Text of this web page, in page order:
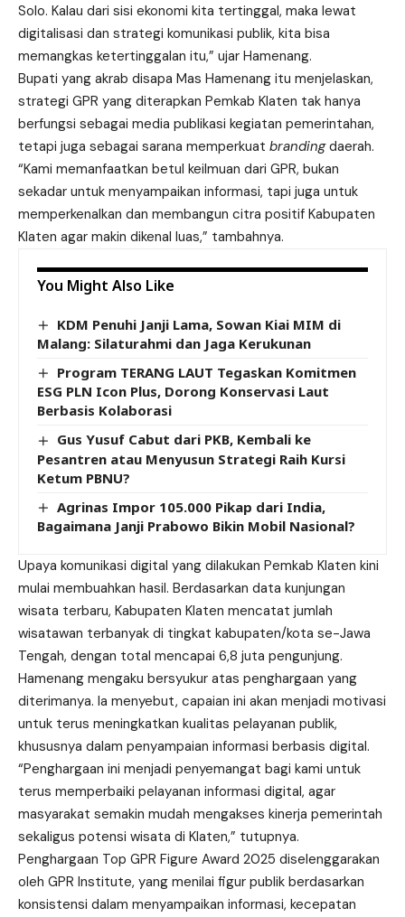
Solo. Kalau dari sisi ekonomi kita tertinggal, maka lewat
digitalisasi dan strategi komunikasi publik, kita bisa
memangkas ketertinggalan itu,” ujar Hamenang.
Bupati yang akrab disapa Mas Hamenang itu menjelaskan,
strategi GPR yang diterapkan Pemkab Klaten tak hanya
berfungsi sebagai media publikasi kegiatan pemerintahan,
tetapi juga sebagai sarana memperkuat brandingdaerah.
“Kami memanfaatkan betul keilmuan dari GPR, bukan
sekadar untuk menyampaikan informasi, tapi juga untuk
memperkenalkan dan membangun citra positif Kabupaten
Klaten agar makin dikenal luas,” tambahnya.
You Might Also Like
KDM Penuhi Janji Lama, Sowan Kiai MIM di
Malang: Silaturahmi dan Jaga Kerukunan
Program TERANG LAUT Tegaskan Komitmen
ESG PLN Icon Plus, Dorong Konservasi Laut
Berbasis Kolaborasi
Gus Yusuf Cabut dari PKB, Kembali ke
Pesantren atau Menyusun Strategi Raih Kursi
Ketum PBNU?
Agrinas Impor 105.000 Pikap dari India,
Bagaimana Janji Prabowo Bikin Mobil Nasional?
Upaya komunikasi digital yang dilakukan Pemkab Klaten kini
mulai membuahkan hasil. Berdasarkan data kunjungan
wisata terbaru, Kabupaten Klaten mencatat jumlah
wisatawan terbanyak di tingkat kabupaten/kota se-Jawa
Tengah, dengan total mencapai 6,8 juta pengunjung.
Hamenang mengaku bersyukur atas penghargaan yang
diterimanya. Ia menyebut, capaian ini akan menjadi motivasi
untuk terus meningkatkan kualitas pelayanan publik,
khususnya dalam penyampaian informasi berbasis digital.
“Penghargaan ini menjadi penyemangat bagi kami untuk
terus memperbaiki pelayanan informasi digital, agar
masyarakat semakin mudah mengakses kinerja pemerintah
sekaligus potensi wisata di Klaten,” tutupnya.
Penghargaan Top GPR Figure Award 2025 diselenggarakan
oleh GPR Institute, yang menilai figur publik berdasarkan
konsistensi dalam menyampaikan informasi, kecepatan